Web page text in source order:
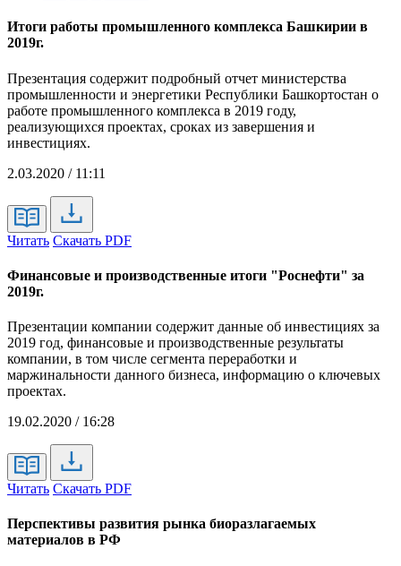
Итоги работы промышленного комплекса Башкирии в
2019г.
Презентация содержит подробный отчет министерства
промышленности и энергетики Республики Башкортостан о
работе промышленного комплекса в 2019 году,
реализующихся проектах, сроках из завершения и
инвестициях.
2.03.2020 / 11:11
Читать Скачать PDF
Финансовые и производственные итоги "Роснефти" за
2019г.
Презентации компании содержит данные об инвестициях за
2019 год, финансовые и производственные результаты
компании, в том числе сегмента переработки и
маржинальности данного бизнеса, информацию о ключевых
проектах.
19.02.2020 / 16:28
Читать Скачать PDF
Перспективы развития рынка биоразлагаемых
материалов в РФ